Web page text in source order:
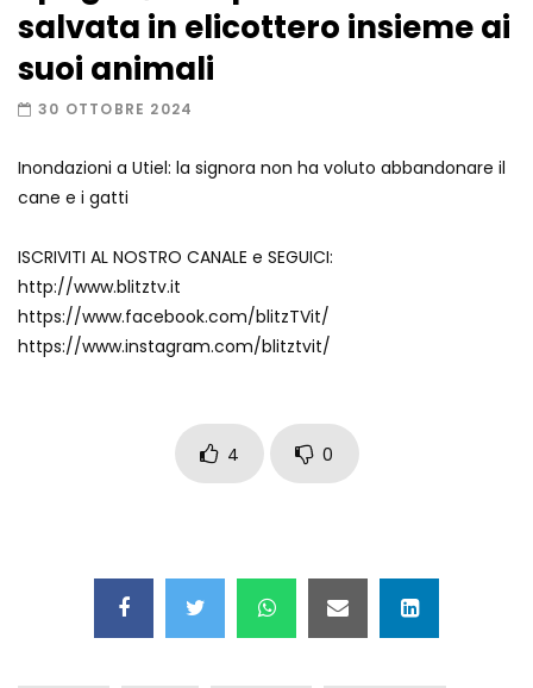
Amiocuggino fa saltare in aria il drone
Record di baci in 30 secondi
Due navi USA si scontrano in mare
incidente
salvata in elicottero insieme ai
suoi animali
30 OTTOBRE 2024
Inondazioni a Utiel: la signora non ha voluto abbandonare il
cane e i gatti
ISCRIVITI AL NOSTRO CANALE e SEGUICI:
http://www.blitztv.it
https://www.facebook.com/blitzTVit/
https://www.instagram.com/blitztvit/
4 0